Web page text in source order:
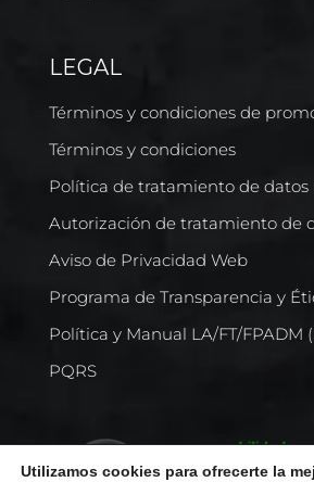
LEGAL
Términos y condiciones de
Términos y condiciones
Política de tratamiento de datos
Autorización de tratamiento de
Aviso de Privacidad Web
Programa de Transparencia y
Política y Manual LA/FT/FPADM
PQRS
Utilizamos cookies para ofrecerte la